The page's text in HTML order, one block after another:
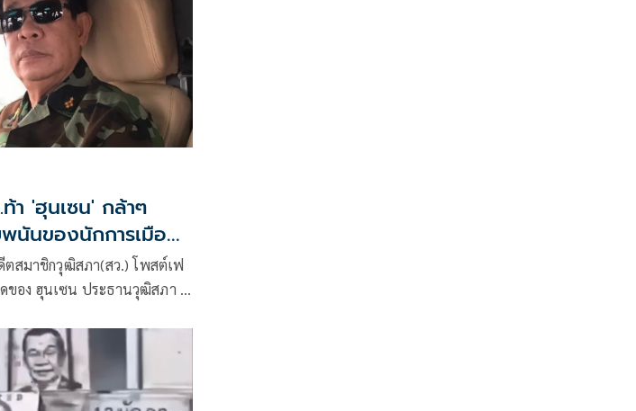
า 'ฮุนเซน' กล้าๆ
นันของนักการเมือง
ต
ตสมาชิกวุฒิสภา(สว.) โพสต์เฟ
ของ ฮุนเซน ประธานวุฒิสภา ที่
ละสั่งตำรวจบุกทำลายเว็บพนัน
ในปอยเปตกัมพูชาทันที ‎ ว่า